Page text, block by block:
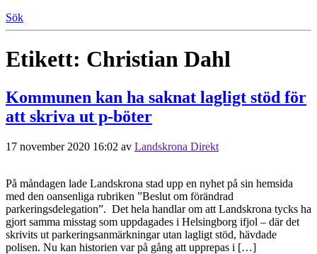
Sök
Etikett: Christian Dahl
Kommunen kan ha saknat lagligt stöd för
att skriva ut p-böter
17 november 2020 16:02 av Landskrona Direkt
På måndagen lade Landskrona stad upp en nyhet på sin hemsida
med den oansenliga rubriken ”Beslut om förändrad
parkeringsdelegation”. Det hela handlar om att Landskrona tycks ha
gjort samma misstag som uppdagades i Helsingborg ifjol – där det
skrivits ut parkeringsanmärkningar utan lagligt stöd, hävdade
polisen. Nu kan historien var på gång att upprepas i […]